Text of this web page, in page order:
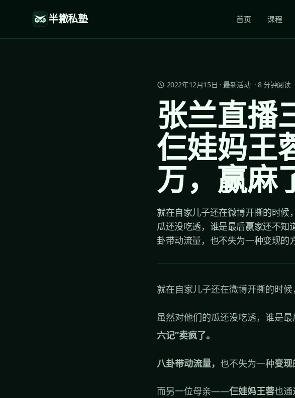
半撇私塾 首页 课程
2022年12月15日 ·最新活动· 8分钟阅读
张兰直播
仨娃妈王
万，赢麻
就在自家儿子还在微博开撕的时候
瓜还没吃透，谁是最后赢家还不知
卦带动流量，也不失为一种变现的
就在自家儿子还在微博开撕的时候，
虽然对他们的瓜还没吃透，谁是
六记”卖疯了。
八卦带动流量， 也不失为一种变现
而另一位母亲——仨娃妈王蓉也通